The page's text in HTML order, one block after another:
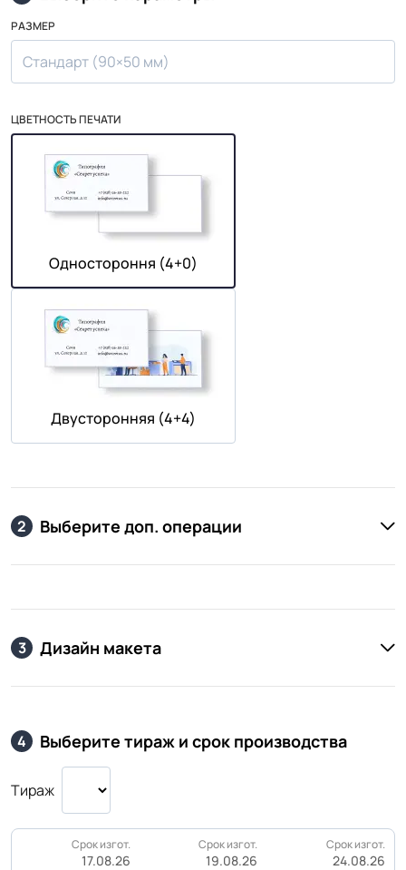
РАЗМЕР
Стандарт (90×50 мм)
ЦВЕТНОСТЬ ПЕЧАТИ
Одностороння (4+0)
Двусторонняя (4+4)
2 Выберите доп. операции
3 Дизайн макета
4 Выберите тираж и срок производства
Тираж
Срок изгот.
17.08.26
Срок изгот.
19.08.26
Срок изгот.
24.08.26